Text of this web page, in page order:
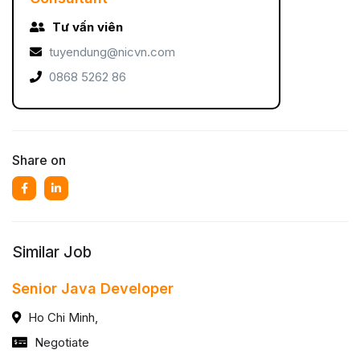
Tư vấn viên
tuyendung@nicvn.com
0868 5262 86
Share on
Similar Job
Senior Java Developer
Ho Chi Minh,
Negotiate